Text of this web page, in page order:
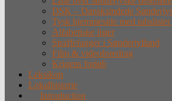
DSK – Dansksindede
Tysk hjemmeside med
Alfabetiske lister
Straffefanger i Sønderjylland
Film & videoforedrag
Krigens forløb
Leksikon
Lokalhistorie
Introduction